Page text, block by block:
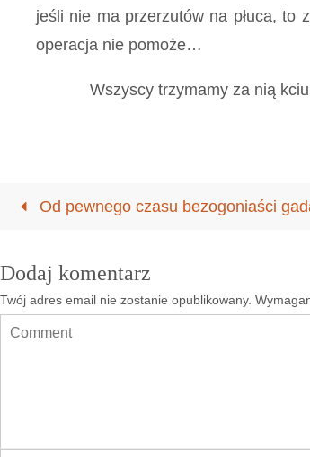
jeśli nie ma przerzutów na płuca, to
operacja nie pomoże…
Wszyscy trzymamy za nią
Od pewnego czasu bezogoniaści
Dodaj komentarz
Twój adres email nie zostanie opublikowany.